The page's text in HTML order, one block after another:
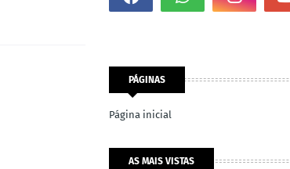
PÁGINAS
Página inicial
AS MAIS VISTAS